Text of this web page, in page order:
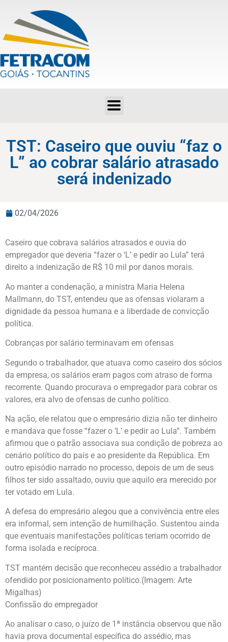
TST: Caseiro que ouviu “faz o
L” ao cobrar salário atrasado
será indenizado
02/04/2026
Caseiro que cobrava salários atrasados e ouvia do
empregador que deveria “fazer o ‘L’ e pedir ao Lula” terá
direito a indenização de R$ 10 mil por danos morais.
Ao manter a condenação, a ministra Maria Helena
Mallmann, do TST, entendeu que as ofensas violaram a
dignidade da pessoa humana e a liberdade de convicção
política.
Cobranças por salário terminavam em ofensas
Segundo o trabalhador, que atuava como caseiro dos sócios
da empresa, os salários eram pagos com atraso de forma
recorrente. Quando procurava o empregador para cobrar os
valores, era alvo de ofensas de cunho político.
Na ação, ele relatou que o empresário dizia não ter dinheiro
e mandava que fosse “fazer o ‘L’ e pedir ao Lula”. Também
afirmou que o patrão associava sua condição de pobreza ao
cenário político do país e ao presidente da República. Em
outro episódio narrado no processo, depois de um de seus
filhos ter sido assaltado, ouviu que aquilo era merecido por
ter votado em Lula.
A defesa do empresário alegou que a convivência entre eles
era informal, sem intenção de humilhação. Sustentou ainda
que eventuais manifestações políticas teriam ocorrido de
forma isolada e recíproca.
TST mantém decisão que reconheceu assédio a trabalhador
ofendido por posicionamento político.(Imagem: Arte
Migalhas)
Confissão do empregador
Ao analisar o caso, o juízo de 1ª instância observou que não
havia prova documental específica do assédio, mas